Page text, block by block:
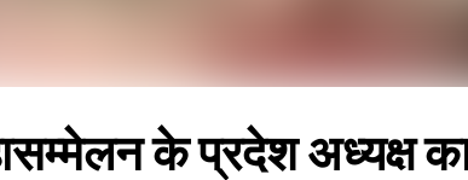
के प्रदेश अध्यक्ष